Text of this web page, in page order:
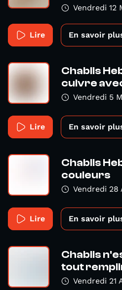
Vendredi 12
Lire En savoir
Chablis
cuivre
Vendredi 5
Lire En savoir
Chablis
couleurs
Vendredi 28
Lire En savoir
Chablis
tout
Vendredi 21